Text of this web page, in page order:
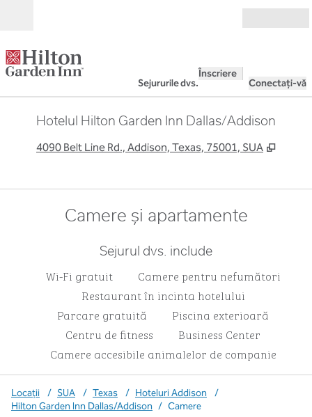
Sejururile dvs.
Înscriere
Conectați-vă
Hotelul Hilton Garden Inn Dallas/Addison
4090 Belt Line Rd., Addison, Texas, 75001, SUA ,
Camere și apartamente
Sejurul dvs. include
Wi-Fi gratuit
Camere pentru nefumători
Restaurant în incinta hotelului
Parcare gratuită
Piscina exterioară
Centru de fitness
Business Center
Camere accesibile animalelor de companie
Locații / SUA / Texas / Hoteluri Addison
/
Hilton Garden Inn Dallas/Addison / Camere